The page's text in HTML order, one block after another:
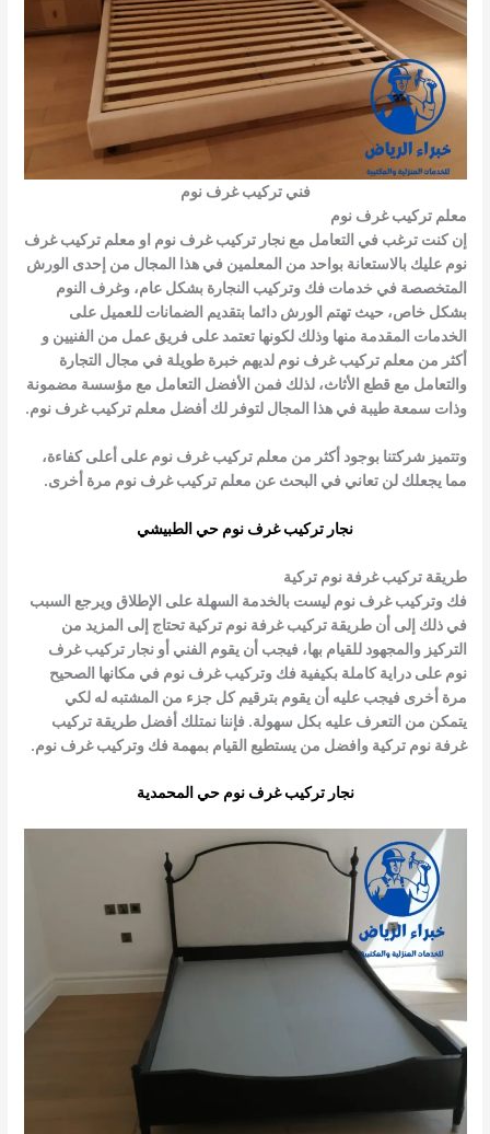
فني تركيب غرف نوم
معلم تركيب غرف نوم
إن كنت ترغب في التعامل مع نجار تركيب غرف نوم او معلم تركيب غرف
نوم عليك بالاستعانة بواحد من المعلمين في هذا المجال من إحدى الورش
المتخصصة في خدمات فك وتركيب النجارة بشكل عام، وغرف النوم
بشكل خاص، حيث تهتم الورش دائما بتقديم الضمانات للعميل على
الخدمات المقدمة منها وذلك لكونها تعتمد على فريق عمل من الفنيين و
أكثر من معلم تركيب غرف نوم لديهم خبرة طويلة في مجال التجارة
والتعامل مع قطع الأثاث، لذلك فمن الأفضل التعامل مع مؤسسة مضمونة
وذات سمعة طيبة في هذا المجال لتوفر لك أفضل معلم تركيب غرف نوم.
وتتميز شركتنا بوجود أكثر من معلم تركيب غرف نوم على أعلى كفاءة،
مما يجعلك لن تعاني في البحث عن معلم تركيب غرف نوم مرة أخرى.
نجار تركيب غرف نوم حي الطبيشي
طريقة تركيب غرفة نوم تركية
فك وتركيب غرف نوم ليست بالخدمة السهلة على الإطلاق ويرجع السبب
في ذلك إلى أنطريقة تركيب غرفة نوم تركية تحتاج إلى المزيد من
التركيز والمجهود للقيام بها، فيجب أن يقوم الفني أو نجار تركيب غرف
نوم على دراية كاملة بكيفيةفك وتركيب غرف نوم في مكانها الصحيح
مرة أخرى فيجب عليه أن يقوم بترقيم كل جزء من المشتبه له لكي
يتمكن من التعرف عليه بكل سهولة. فإننا نمتلك أفضل طريقة تركيب
غرفة نوم تركية وافضل من يستطيع القيام بمهمةفك وتركيب غرف نوم.
نجار تركيب غرف نوم حي المحمدية